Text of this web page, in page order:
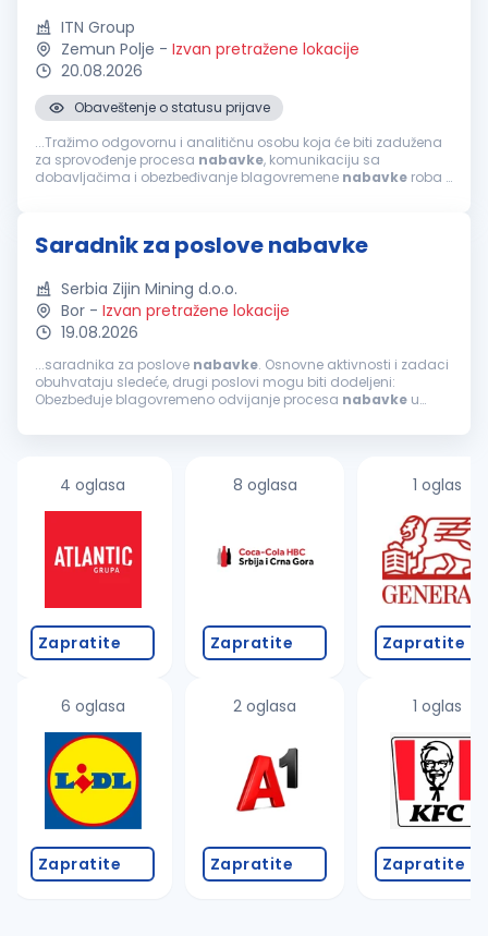
ITN Group
Zemun Polje - Izvan pretražene lokacije
20.08.2026
Obaveštenje o statusu prijave
...Tražimo odgovornu i analitičnu osobu koja će biti zadužena
za sprovođenje procesa nabavke, komunikaciju sa
dobavljačima i obezbeđivanje blagovremene nabavke roba i
Saradnik za poslove nabavke
Serbia Zijin Mining d.o.o.
Bor - Izvan pretražene lokacije
19.08.2026
...saradnika za poslove nabavke. Osnovne aktivnosti i zadaci
obuhvataju sledeće, drugi poslovi mogu biti dodeljeni:
Obezbeđuje blagovremeno odvijanje procesa nabavke u
nabavke
4 oglasa
Zapratite
6 oglasa
Zapratite
8 oglasa
Zapratite
2 oglasa
Zapratite
1 oglas
Zapratite
1 oglas
Zapratite